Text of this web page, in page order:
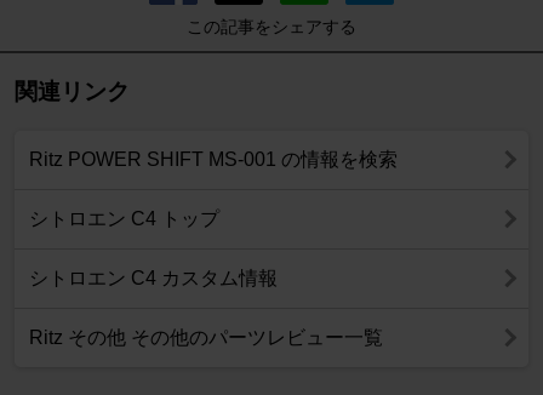
この記事をシェアする
関連リンク
Ritz POWER SHIFT MS-001 の情報を検索
シトロエン C4 トップ
シトロエン C4 カスタム情報
Ritz その他 その他のパーツレビュー一覧